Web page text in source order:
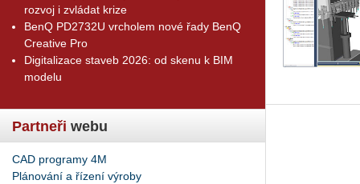
rozvoj i zvládat krize
BenQ PD2732U vrcholem nové řady BenQ
Creative Pro
Digitalizace staveb 2026: od skenu k BIM
modelu
Partneři webu
CAD programy 4M
Plánování a řízení výroby